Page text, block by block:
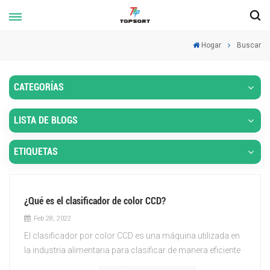
Hogar Buscar
CATEGORÍAS
LISTA DE BLOGS
ETIQUETAS
¿Qué es el clasificador de color CCD?
Feb 28, 2022
El clasificador por color CCD es una máquina utilizada en
la industria alimentaria para clasificar de manera eficiente